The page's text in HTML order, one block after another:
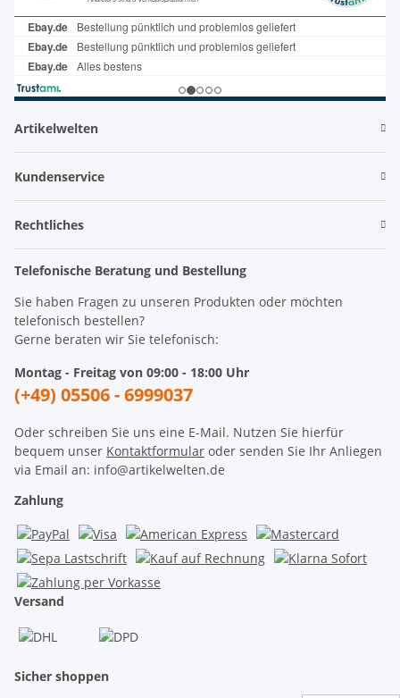
Artikelwelten
Kundenservice
Rechtliches
Telefonische Beratung und Bestellung
Sie haben Fragen zu unseren Produkten oder möchten
telefonisch bestellen?
Gerne beraten wir Sie telefonisch:
Montag - Freitag von 09:00 - 18:00 Uhr
(+49) 05506 - 6999037
Oder schreiben Sie uns eine E-Mail. Nutzen Sie hierfür
bequem unser Kontaktformular oder senden Sie Ihr Anliegen
via Email an: info@artikelwelten.de
Zahlung
Versand
Sicher shoppen